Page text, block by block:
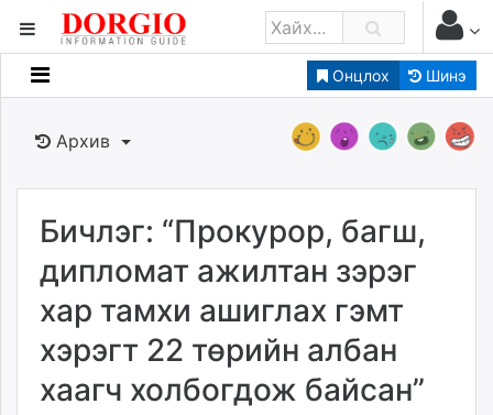
Онцлох Шинэ
Мэдээллийн
Банк санхүү
Бизнес ААН
Төрийн
dorgio.mn
Gogo.mn
caak.mn
news.mn
Архив
Бичлэг: “Прокурор, багш,
дипломат ажилтан зэрэг
хар тамхи ашиглах гэмт
хэрэгт 22 төрийн албан
хаагч холбогдож байсан”